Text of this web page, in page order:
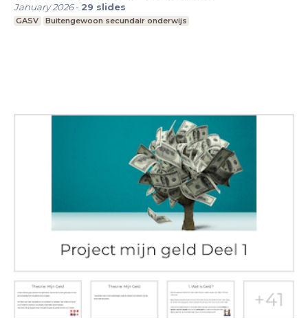
January 2026- 29 slides
GASV Buitengewoon secundair onderwijs